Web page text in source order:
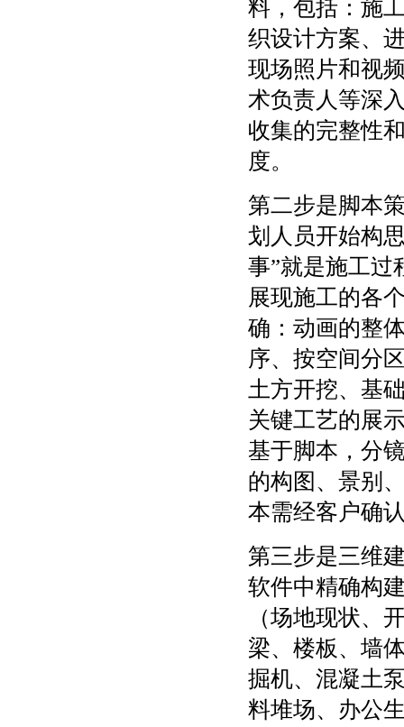
料，包括：施
织设计方案、
现场照片和视
术负责人等深
收集的完整性
度。
第二步是脚本
划人员开始构
事”就是施工过
展现施工的各
确：动画的整
序、按空间分
土方开挖、基
关键工艺的展
基于脚本，分
的构图、景别
本需经客户确
第三步是三维
软件中精确构
（场地现状、
梁、楼板、墙
掘机、混凝土
料堆场、办公